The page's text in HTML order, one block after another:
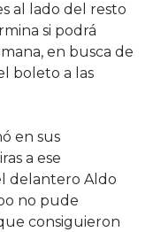
al lado del resto
si podrá
en busca de
boleto a las
en sus
a ese
delantero Aldo
no pude
consiguieron